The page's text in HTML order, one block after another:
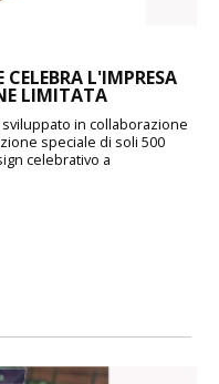
L'IMPRESA
LIMITATA
in collaborazione
speciale di soli 500
celebrativo a